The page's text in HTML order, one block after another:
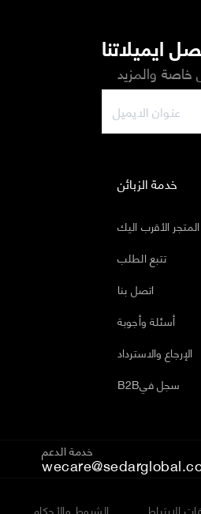
ايميلاتنا
والمزيد
خدمة الزبائن
المتجر الأقرب اليك
تتبع الطلب
اتصل بنا
أسئلة وأجوبة
الإرجاع والاسترداد
B2Bسجل في
خدمة الدعم
الشروط والأحكام الارتباط